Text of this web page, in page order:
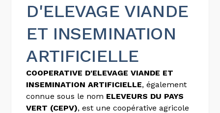
D'ELEVAGE VIANDE
ET INSEMINATION
ARTIFICIELLE
COOPERATIVE D'ELEVAGE VIANDE ET
INSEMINATION ARTIFICIELLE, également
connue sous le nom ELEVEURS DU PAYS
VERT (CEPV), est une coopérative agricole